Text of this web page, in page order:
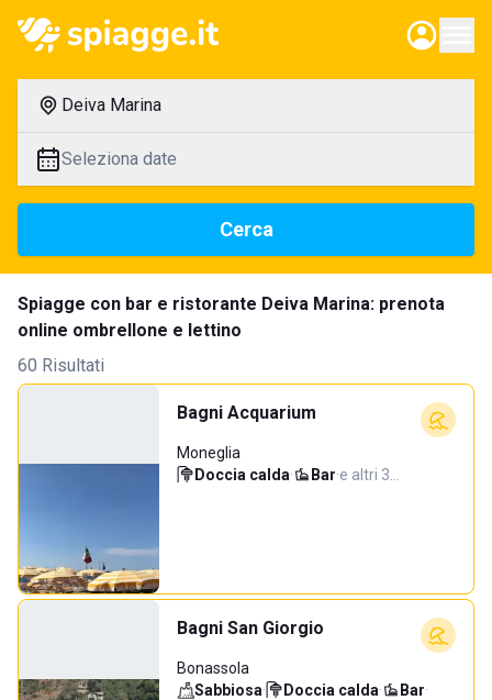
Deiva Marina
Seleziona date
Cerca
Spiagge con bar e ristorante Deiva Marina: prenota
online ombrellone e lettino
60 Risultati
Bagni Acquarium
Moneglia
Doccia calda· Bar·e altri 3…
Bagni San Giorgio
Bonassola
Sabbiosa· Doccia calda· Bar·